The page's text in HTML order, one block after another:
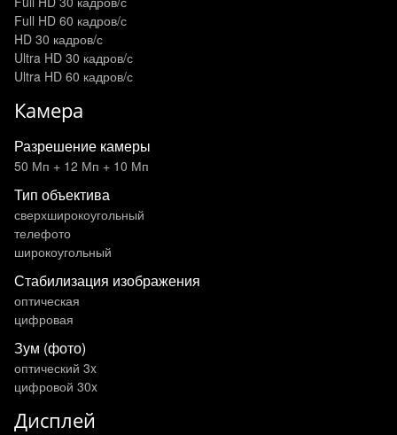
Full HD 60 кадров/с
HD 30 кадров/с
Ultra HD 30 кадров/с
Ultra HD 60 кадров/с
Камера
Разрешение камеры
50 Мп + 12 Мп + 10 Мп
Тип объектива
сверхширокоугольный
телефото
широкоугольный
Стабилизация изображения
оптическая
цифровая
Зум (фото)
оптический 3x
цифровой 30x
Дисплей